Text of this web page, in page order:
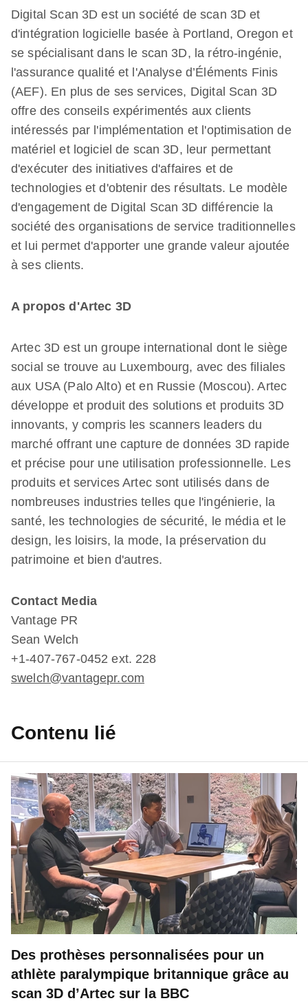
Digital Scan 3D est un société de scan 3D et
d'intégration logicielle basée à Portland, Oregon et
se spécialisant dans le scan 3D, la rétro-ingénie,
l'assurance qualité et l'Analyse d’Éléments Finis
(AEF). En plus de ses services, Digital Scan 3D
offre des conseils expérimentés aux clients
intéressés par l'implémentation et l'optimisation de
matériel et logiciel de scan 3D, leur permettant
d'exécuter des initiatives d'affaires et de
technologies et d'obtenir des résultats. Le modèle
d'engagement de Digital Scan 3D différencie la
société des organisations de service traditionnelles
et lui permet d'apporter une grande valeur ajoutée
à ses clients.
A propos d'Artec 3D
Artec 3D est un groupe international dont le siège
social se trouve au Luxembourg, avec des filiales
aux USA (Palo Alto) et en Russie (Moscou). Artec
développe et produit des solutions et produits 3D
innovants, y compris les scanners leaders du
marché offrant une capture de données 3D rapide
et précise pour une utilisation professionnelle. Les
produits et services Artec sont utilisés dans de
nombreuses industries telles que l'ingénierie, la
santé, les technologies de sécurité, le média et le
design, les loisirs, la mode, la préservation du
patrimoine et bien d'autres.
Contact Media
Vantage PR
Sean Welch
+1-407-767-0452 ext. 228
swelch@vantagepr.com
Contenu lié
Des prothèses personnalisées pour un
athlète paralympique britannique grâce au
scan 3D d’Artec sur la BBC